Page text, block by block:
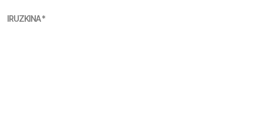
IRUZKINA*